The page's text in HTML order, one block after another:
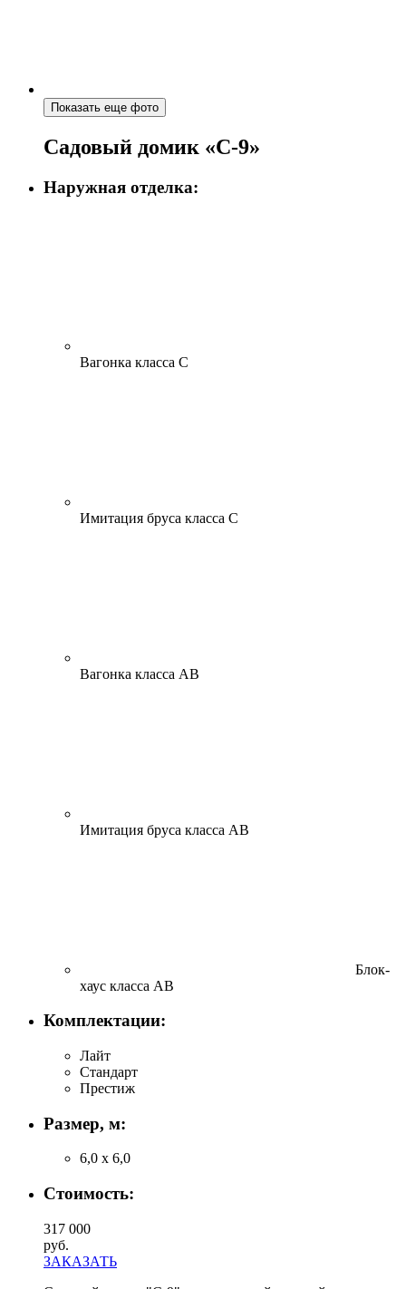
Показать еще фото
Садовый домик «С-9»
Наружная отделка:
Вагонка класса С
Имитация бруса класса С
Вагонка класса АВ
Имитация бруса класса АВ
Блок-
хаус класса АВ
Комплектации:
Лайт
Стандарт
Престиж
Размер, м:
6,0 х 6,0
Стоимость:
317 000
руб.
ЗАКАЗАТЬ